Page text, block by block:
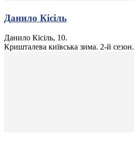
Данило Кісіль
Данило Кісіль, 10.
Кришталева київська зима. 2-й сезон.